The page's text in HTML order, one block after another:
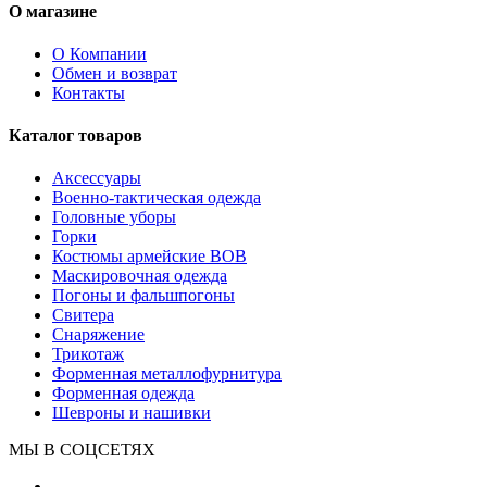
О магазине
О Компании
Обмен и возврат
Контакты
Каталог товаров
Аксессуары
Военно-тактическая одежда
Головные уборы
Горки
Костюмы армейские ВОВ
Маскировочная одежда
Погоны и фальшпогоны
Свитера
Снаряжение
Трикотаж
Форменная металлофурнитура
Форменная одежда
Шевроны и нашивки
МЫ В СОЦСЕТЯХ